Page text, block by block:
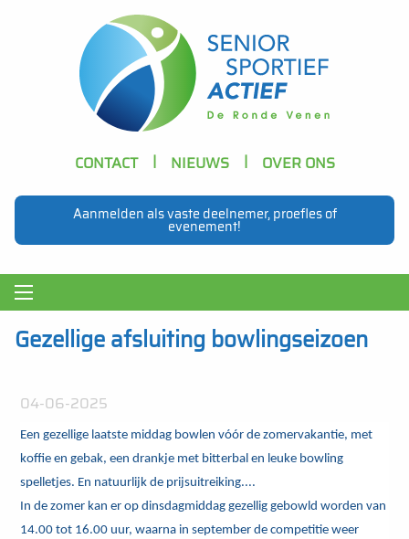
Skip to main content
Header
Navigation
CONTACT NIEUWS OVER ONS
Aanmelden als vaste deelnemer, proefles of
evenement!
Main
navigation
Gezellige afsluiting bowlingseizoen
04-06-2025
Een gezellige laatste middag bowlen vóór de zomervakantie, met
koffie en gebak, een drankje met bitterbal en leuke bowling
spelletjes. En natuurlijk de prijsuitreiking....
In de zomer kan er op dinsdagmiddag gezellig gebowld worden van
14.00 tot 16.00 uur, waarna in september de competitie weer